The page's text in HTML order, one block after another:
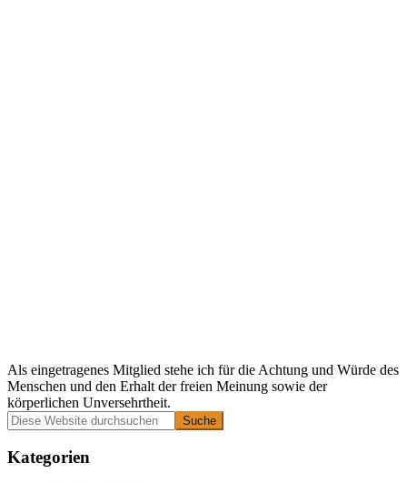
Als eingetragenes Mitglied stehe ich für die Achtung und Würde des
Menschen und den Erhalt der freien Meinung sowie der
körperlichen Unversehrtheit.
Primäre
Seitenleiste
Diese
Website
durchsuchen
Kategorien